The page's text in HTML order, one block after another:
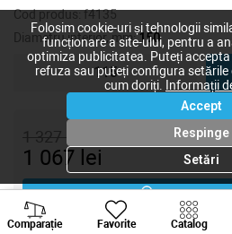
Cod produs:f4135
Diametru interior, mm:150
115
1 327lei
1 067 lei
Cumpără
Comparație Favorite Catalog
Folosim cookie-uri și tehnologii
funcționare a site-ului, pentru a
optimiza publicitatea. Puteți
refuza sau puteți configura
cum doriți.
Informații
Accept
Respinge
Setări